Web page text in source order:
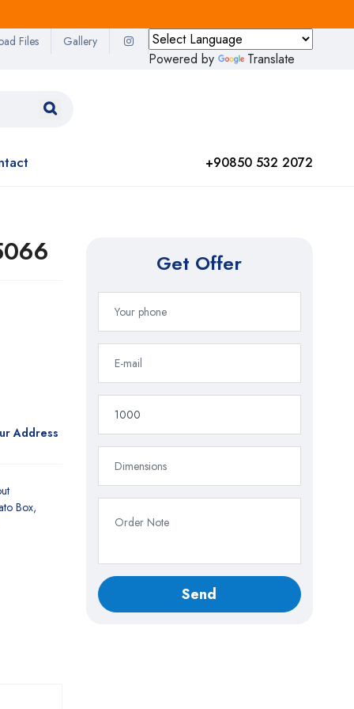
Powered by Translate
Files Gallery
+90850 532 2072
Address
Box
Get Offer